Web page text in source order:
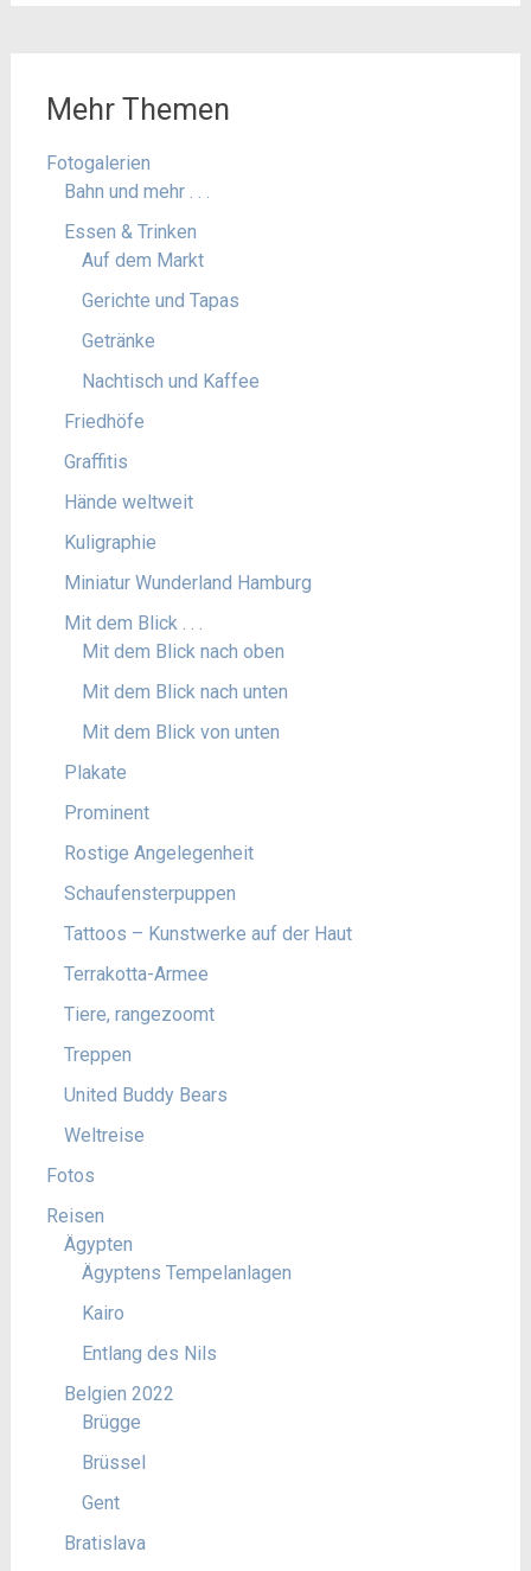
Mehr Themen
Fotogalerien
Bahn und mehr . . .
Essen & Trinken
Auf dem Markt
Gerichte und Tapas
Getränke
Nachtisch und Kaffee
Friedhöfe
Graffitis
Hände weltweit
Kuligraphie
Miniatur Wunderland Hamburg
Mit dem Blick . . .
Mit dem Blick nach oben
Mit dem Blick nach unten
Mit dem Blick von unten
Plakate
Prominent
Rostige Angelegenheit
Schaufensterpuppen
Tattoos – Kunstwerke auf der Haut
Terrakotta-Armee
Tiere, rangezoomt
Treppen
United Buddy Bears
Weltreise
Fotos
Reisen
Ägypten
Ägyptens Tempelanlagen
Kairo
Entlang des Nils
Belgien 2022
Brügge
Brüssel
Gent
Bratislava